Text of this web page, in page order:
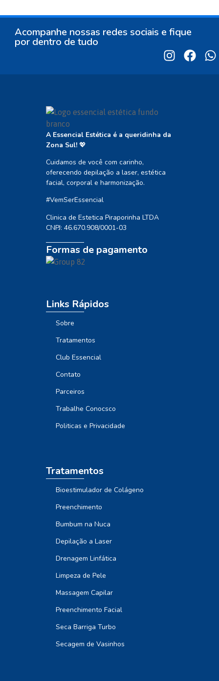
kazahst/
лото клуб
Acompanhe nossas redes sociais e fique
por dentro de tudo
A Essencial Estética é a queridinha da
Zona Sul! 💖
Cuidamos de você com carinho,
oferecendo depilação a laser, estética
facial, corporal e harmonização.
#VemSerEssencial
Clinica de Estetica Piraporinha LTDA
CNPJ: 46.670.908/0001-03
Formas de pagamento
Links Rápidos
Sobre
Tratamentos
Club Essencial
Contato
Parceiros
Trabalhe Conocsco
Politicas e Privacidade
Tratamentos
Bioestimulador de Colágeno
Preenchimento
Bumbum na Nuca
Depilação a Laser
Drenagem Linfática
Limpeza de Pele
Massagem Capilar
Preenchimento Facial
Seca Barriga Turbo
Secagem de Vasinhos